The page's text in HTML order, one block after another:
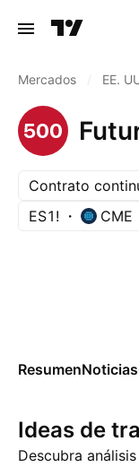
Mercados EE.
Contrato
ES1!
CME
ResumenNoticias
Ideas de
Descubra